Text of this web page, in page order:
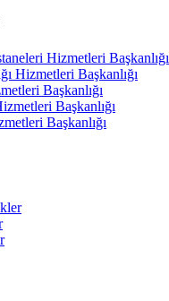
Hizmetleri Başkanlığı
Hizmetleri Başkanlığı
Başkanlığı
Başkanlığı
Başkanlığı